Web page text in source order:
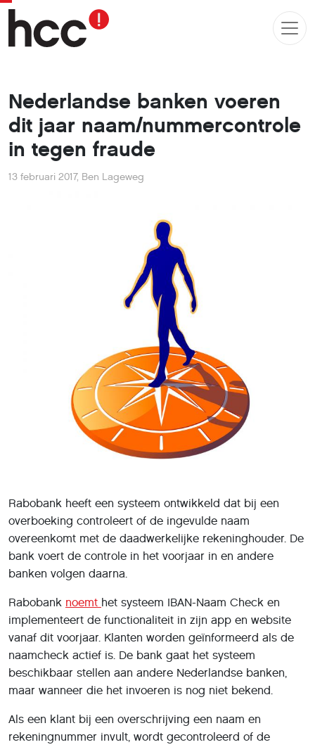
Nederlandse banken voeren
dit jaar naam/nummercontrole
in tegen fraude
13 februari 2017, Ben Lageweg
Rabobank heeft een systeem ontwikkeld dat bij een
overboeking controleert of de ingevulde naam
overeenkomt met de daadwerkelijke rekeninghouder. De
bank voert de controle in het voorjaar in en andere
banken volgen daarna.
Rabobank noemt het systeem IBAN-Naam Check en
implementeert de functionaliteit in zijn app en website
vanaf dit voorjaar. Klanten worden geïnformeerd als de
naamcheck actief is. De bank gaat het systeem
beschikbaar stellen aan andere Nederlandse banken,
maar wanneer die het invoeren is nog niet bekend.
Als een klant bij een overschrijving een naam en
rekeningnummer invult, wordt gecontroleerd of de